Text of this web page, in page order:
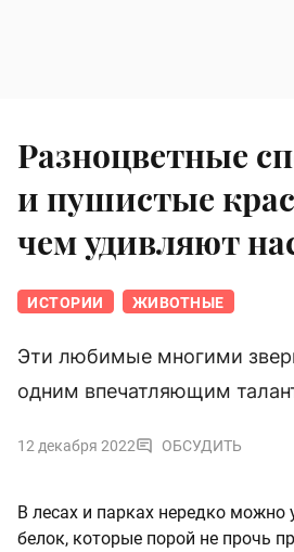
Разноцветные
и пушистые
чем удивляют
ИСТОРИИ ЖИВОТНЫЕ
Эти любимые многими
одним впечатляющим
12 декабря 2022 ОБСУДИТЬ
В лесах и парках нередко можно
белок, которые порой не прочь